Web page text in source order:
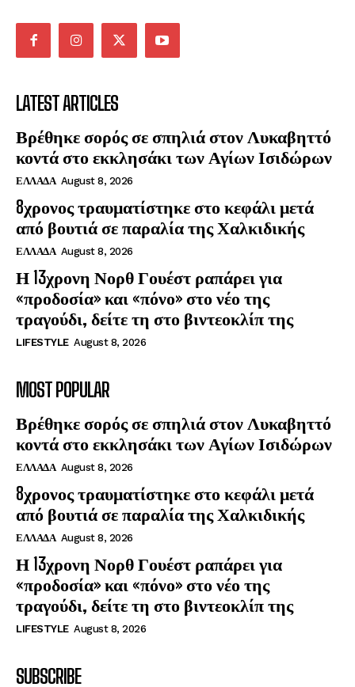
LATEST ARTICLES
Βρέθηκε σορός σε σπηλιά στον Λυκαβηττό
κοντά στο εκκλησάκι των Αγίων Ισιδώρων
ΕΛΛΑΔΑ August 8, 2026
8χρονος τραυματίστηκε στο κεφάλι μετά
από βουτιά σε παραλία της Χαλκιδικής
ΕΛΛΑΔΑ August 8, 2026
Η 13χρονη Νορθ Γουέστ ραπάρει για
«προδοσία» και «πόνο» στο νέο της
τραγούδι, δείτε τη στο βιντεοκλίπ της
LIFESTYLE August 8, 2026
MOST POPULAR
Βρέθηκε σορός σε σπηλιά στον Λυκαβηττό
κοντά στο εκκλησάκι των Αγίων Ισιδώρων
ΕΛΛΑΔΑ August 8, 2026
8χρονος τραυματίστηκε στο κεφάλι μετά
από βουτιά σε παραλία της Χαλκιδικής
ΕΛΛΑΔΑ August 8, 2026
Η 13χρονη Νορθ Γουέστ ραπάρει για
«προδοσία» και «πόνο» στο νέο της
τραγούδι, δείτε τη στο βιντεοκλίπ της
LIFESTYLE August 8, 2026
SUBSCRIBE